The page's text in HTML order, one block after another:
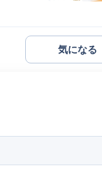
気になる